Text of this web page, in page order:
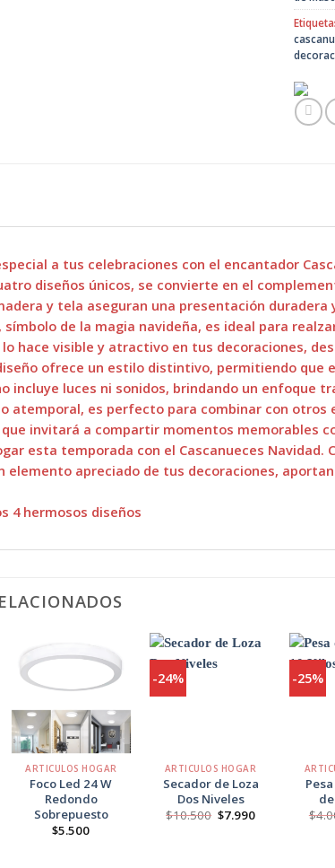
a tus celebraciones con el encantador
diseños únicos, se convierte en el
y tela aseguran una presentación duradera
símbolo de la magia navideña, es ideal para
hace visible y atractivo en tus decoraciones,
ofrece un estilo distintivo, permitiendo que
incluye luces ni sonidos, brindando un enfoque
atemporal, es perfecto para combinar con
invitará a compartir momentos memorables
esta temporada con el Cascanueces
elemento apreciado de tus decoraciones,
4 hermosos diseños
Agregar
a
Favoritos
+
ARTICULOS HOGAR
Foco Led 24 W
Redondo
Sobrepuesto
$5.500
-24%
ARTICULOS HOGAR
Secador de Loza
Dos Niveles
$10.500 El
$7.990El
-25%
$